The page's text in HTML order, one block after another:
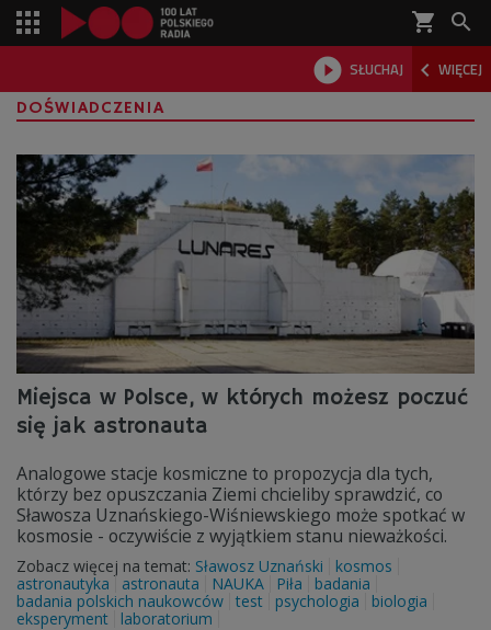
shopping_cart 
 SŁUCHAJ  WIĘCEJ

DOŚWIADCZENIA
Miejsca w Polsce, w których możesz poczuć
się jak astronauta
Analogowe stacje kosmiczne to propozycja dla tych,
którzy bez opuszczania Ziemi chcieliby sprawdzić, co
Sławosza Uznańskiego-Wiśniewskiego może spotkać w
kosmosie - oczywiście z wyjątkiem stanu nieważkości.
Zobacz więcej na temat: Sławosz Uznański
kosmos
astronautyka
astronauta NAUKA Piła
badania
badania polskich naukowców test psychologia
biologia
eksperyment
laboratorium